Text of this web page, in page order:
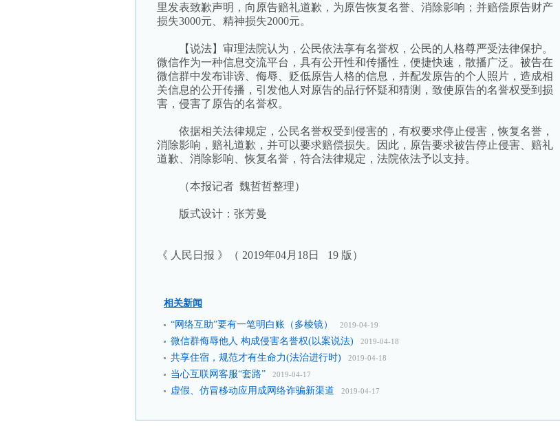
里发表致歉声明，向原告赔礼道歉，为原告恢复名誉、消除影响；并赔偿原告财产
损失3000元、精神损失2000元。
【说法】审理法院认为，公民依法享有名誉权，公民的人格尊严受法律保护。
微信作为一种信息交流平台，具有公开性和传播性，便捷快速，散播广泛。被告在
微信群中发布诽谤、侮辱、贬低原告人格的信息，并配发原告的个人照片，造成相
关信息的公开传播，引发他人对原告的品行怀疑和猜测，致使原告的名誉权受到损
害，侵害了原告的名誉权。
依据相关法律规定，公民名誉权受到侵害的，有权要求停止侵害，恢复名誉，
消除影响，赔礼道歉，并可以要求赔偿损失。因此，原告要求被告停止侵害、赔礼
道歉、消除影响、恢复名誉，符合法律规定，法院依法予以支持。
（本报记者 魏哲哲整理）
版式设计：张芳曼
《 人民日报 》（ 2019年04月18日 19 版）
相关新闻
“网络互助”要有一笔明白账（多棱镜） 2019-04-19
微信群侮辱他人 构成侵害名誉权(以案说法) 2019-04-18
共享住宿，规范才有生命力(法治进行时) 2019-04-18
当心互联网客服“套路” 2019-04-17
虚假、仿冒移动应用成网络诈骗新渠道 2019-04-17